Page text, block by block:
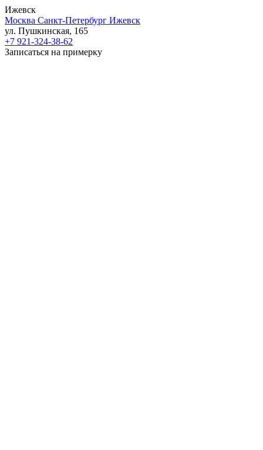
Ижевск
Москва Санкт-Петербург Ижевск
ул. Пушкинская, 165
+7 921-324-38-62
Записаться на примерку